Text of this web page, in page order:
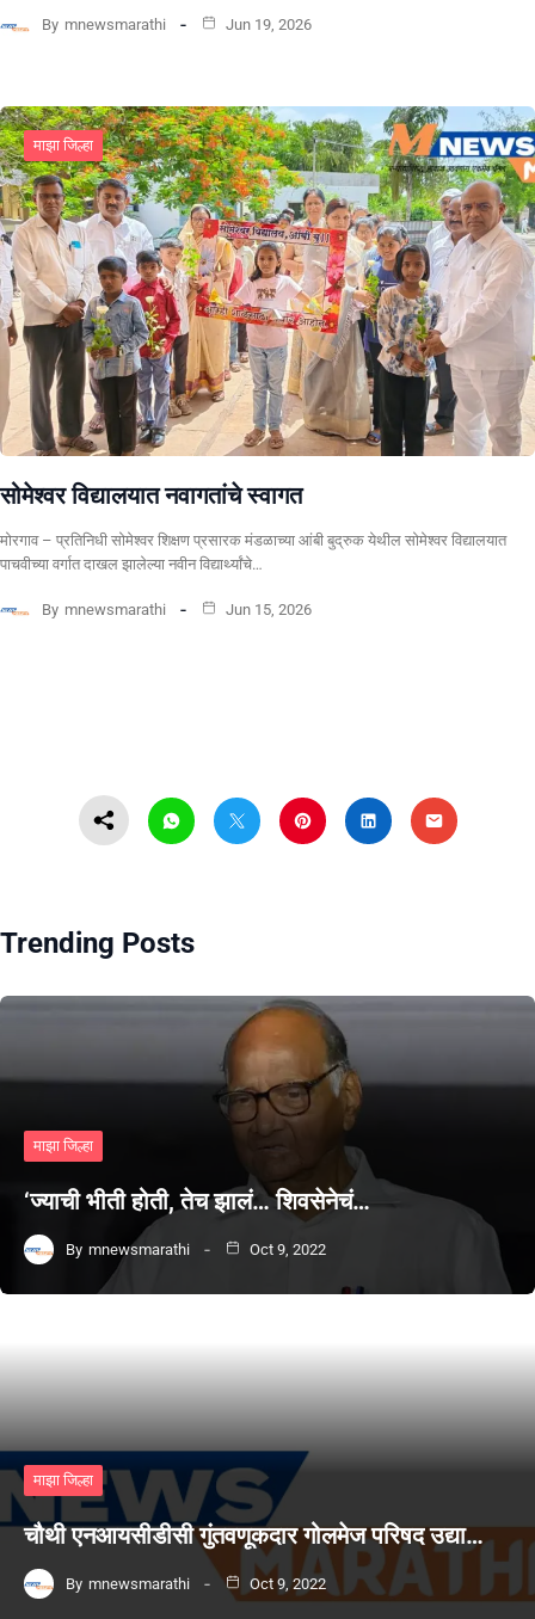
By mnewsmarathi Jun 19, 2026
माझा जिल्हा
सोमेश्वर विद्यालयात नवागतांचे स्वागत
मोरगाव – प्रतिनिधी सोमेश्वर शिक्षण प्रसारक मंडळाच्या आंबी बुद्रुक येथील सोमेश्वर विद्यालयात
पाचवीच्या वर्गात दाखल झालेल्या नवीन विद्यार्थ्यांचे…
By mnewsmarathi Jun 15, 2026
Trending Posts
माझा जिल्हा
‘ज्याची भीती होती, तेच झालं… शिवसेनेचं…
By mnewsmarathi Oct 9, 2022
माझा जिल्हा
चौथी एनआयसीडीसी गुंतवणूकदार गोलमेज परिषद उद्या…
By mnewsmarathi Oct 9, 2022